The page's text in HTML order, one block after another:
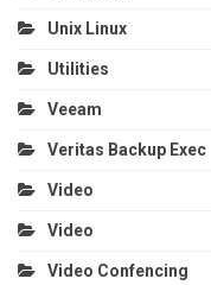
Unix Linux
Utilities
Veeam
Veritas Backup Exec
Video
Video
Video Confencing